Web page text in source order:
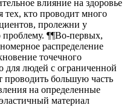
влияние на здоровье
тех, кто проводит много
пролежни у
проблему. ¶¶Во-первых,
распределение
точечного
для людей с ограниченной
проводить большую часть
на определенные
материал